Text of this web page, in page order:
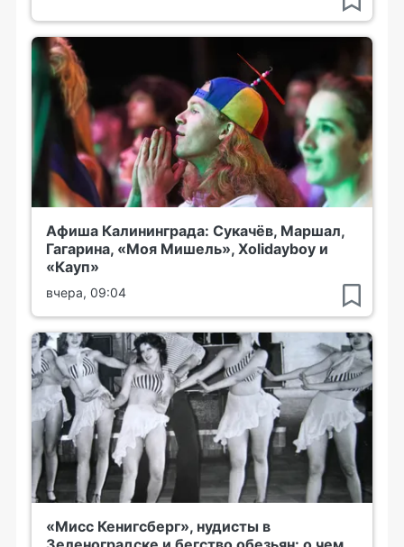
Афиша Калининграда: Сукачёв, Маршал,
Гагарина, «Моя Мишель», Xolidayboy и
«Кауп»
вчера, 09:04
«Мисс Кенигсберг», нудисты в